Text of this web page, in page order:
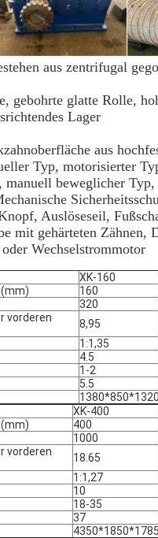
aus zentrifugal
gebohrte glatte Rolle,
Lager
aus
Typ, motorisierter
beweglicher
Auslöseseil,
mit gehärteten Zähnen,
Wechselstrommotor
XK-160
160
320
vorderen
8,95
1:1,35
4.5
1-2
5.5
1380*850*1320
XK-400
400
1000
vorderen
18.65
1:1,27
10
18-35
37
4350*1850*1785